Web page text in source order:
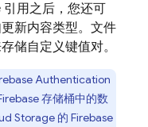
引用之后，您还可
新内容类型。文件
储自定义键值对。
Authentication
存储桶中的数
Storage 的 Firebase